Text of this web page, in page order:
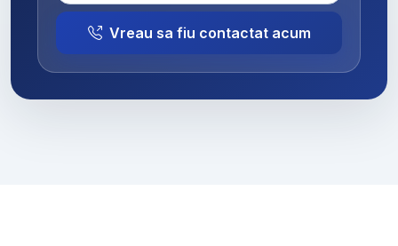
Vreau sa fiu contactat acum